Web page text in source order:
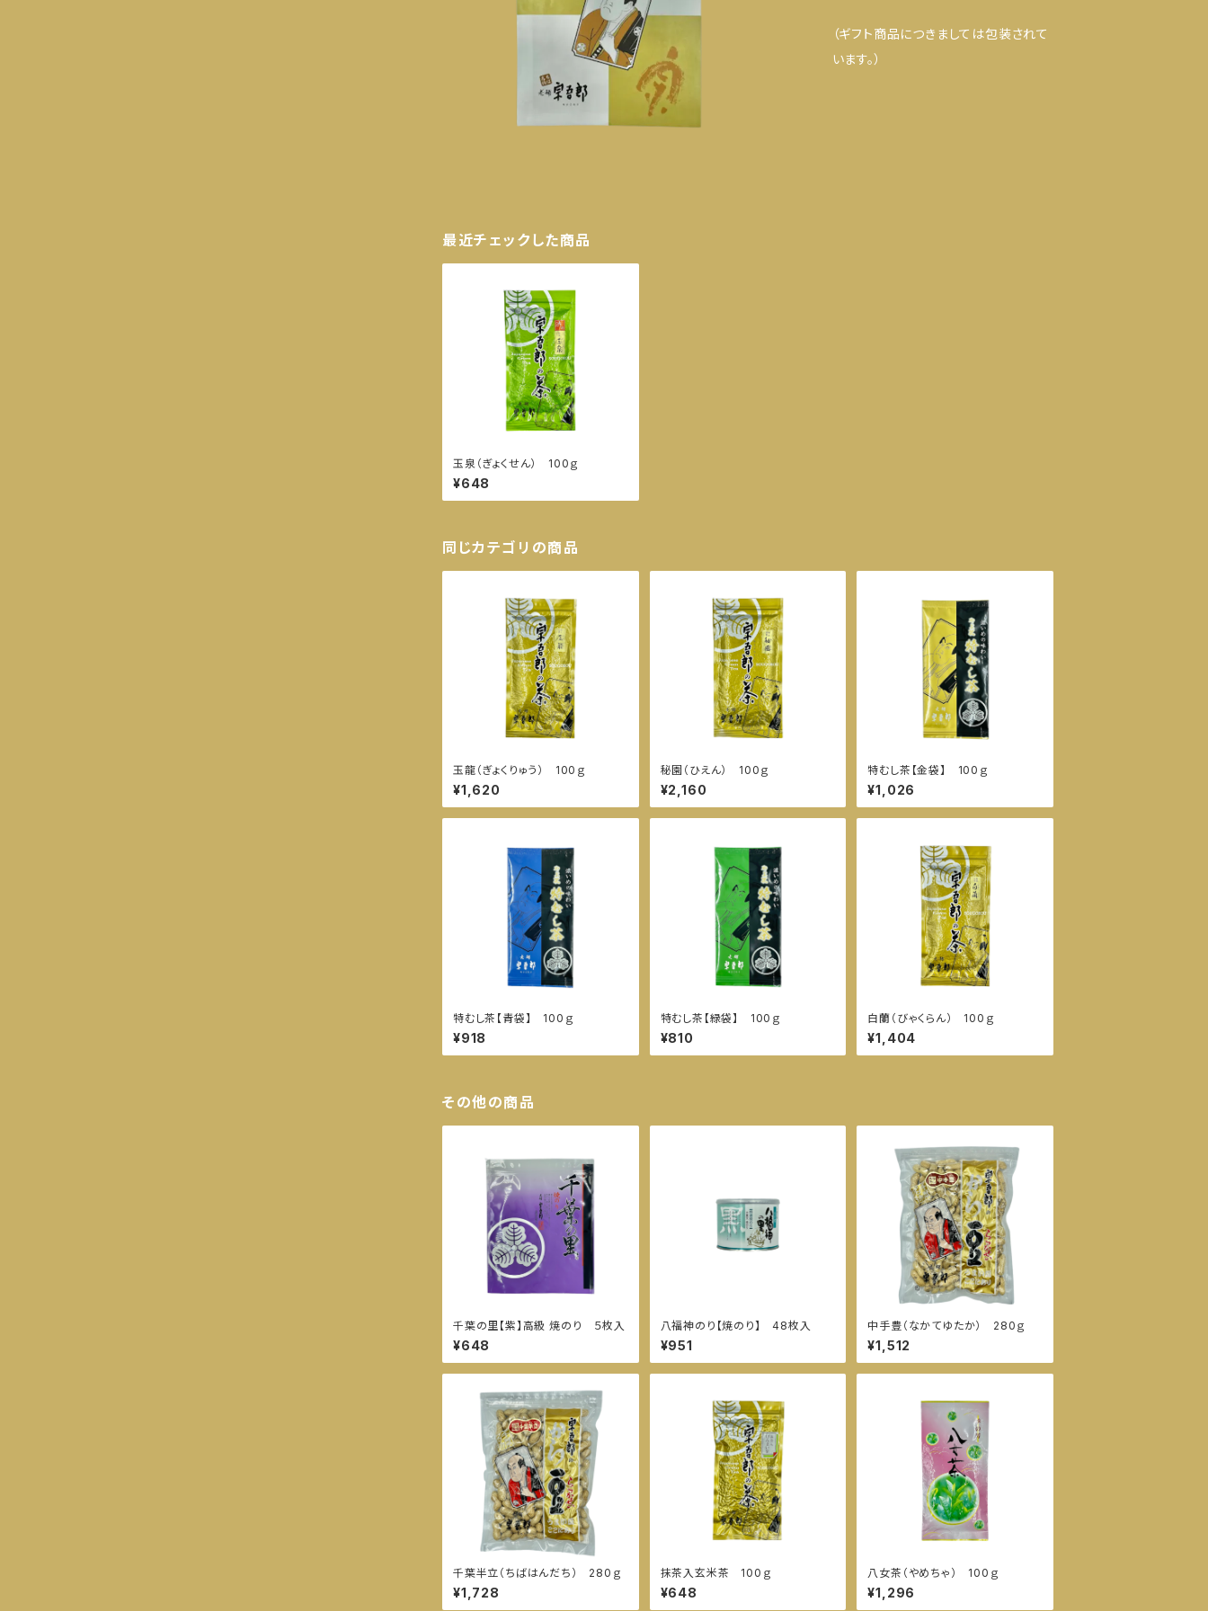
（ギフト商品につきましては包装されて
います。）
最近チェックした商品
玉泉（ぎょくせん） 100ｇ
¥648
同じカテゴリの商品
玉龍（ぎょくりゅう） 100ｇ
¥1,620
秘園（ひえん） 100ｇ
¥2,160
特むし茶【金袋】 100ｇ
¥1,026
特むし茶【青袋】 100ｇ
¥918
特むし茶【緑袋】 100ｇ
¥810
白蘭（びゃくらん） 100ｇ
¥1,404
その他の商品
千葉の里【紫】高級 焼のり ５枚入
¥648
八福神のり【焼のり】 48枚入
¥951
中手豊（なかてゆたか） 280ｇ
¥1,512
千葉半立（ちばはんだち） 280ｇ
¥1,728
抹茶入玄米茶 100ｇ
¥648
八女茶（やめちゃ） 100ｇ
¥1,296